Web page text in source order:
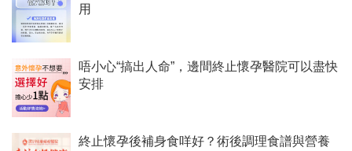
用
唔小心“搞出人命”，邊間終止懷孕醫院可以盡快
安排
終止懷孕後補身食咩好？術後調理食譜與營養